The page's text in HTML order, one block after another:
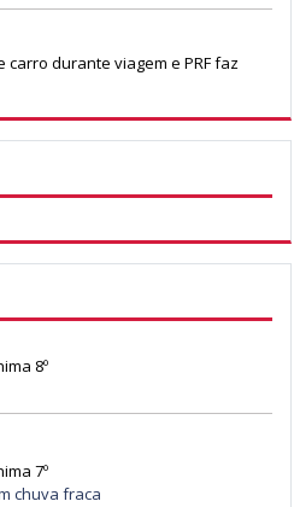
durante viagem e PRF faz
8º
7º
chuva fraca